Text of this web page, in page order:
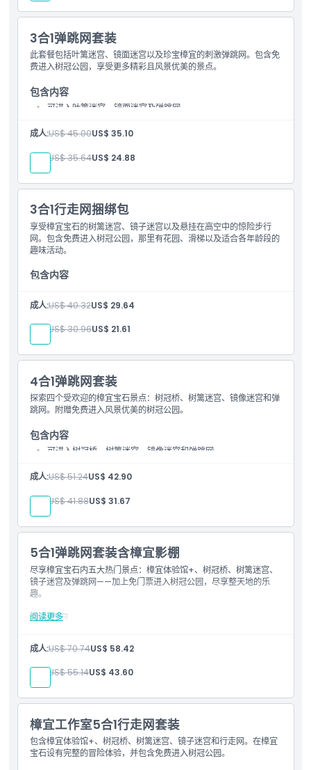
3合1弹跳网套装
此套餐包括叶篱迷宫、镜面迷宫以及珍宝樟宜的刺激弹跳网。包含免
费进入树冠公园，享受更多精彩且风景优美的景点。
包含内容
可进入叶篱迷宫、镜面迷宫及弹跳网
成人:US$ 45.00US$ 35.10
儿童: US$ 35.64US$ 24.88
3合1行走网捆绑包
享受樟宜宝石的树篱迷宫、镜子迷宫以及悬挂在高空中的惊险步行
网。包含免费进入树冠公园，那里有花园、滑梯以及适合各年龄段的
趣味活动。
包含内容
免费进入树冠公园
成人:US$ 40.32US$ 29.64
儿童: US$ 30.96US$ 21.61
4合1弹跳网套装
探索四个受欢迎的樟宜宝石景点：树冠桥、树篱迷宫、镜像迷宫和弹
跳网。附赠免费进入风景优美的树冠公园。
包含内容
可进入树冠桥、树篱迷宫、镜像迷宫和弹跳网
成人:US$ 51.24US$ 42.90
儿童: US$ 41.88US$ 31.67
5合1弹跳网套装含樟宜影棚
尽享樟宜宝石内五大热门景点：樟宜体验馆+、树冠桥、树篱迷宫、
镜子迷宫及弹跳网——加上免门票进入树冠公园，尽享整天地的乐
趣。
阅读更多
包含项目
进入树冠桥、树篱迷宫、镜子迷宫和弹跳网
成人:US$ 70.74US$ 58.42
儿童: US$ 55.14US$ 43.60
樟宜工作室5合1行走网套装
包含樟宜体验馆+、树冠桥、树篱迷宫、镜子迷宫和行走网。在樟宜
宝石设有完整的冒险体验，并包含免费进入树冠公园。